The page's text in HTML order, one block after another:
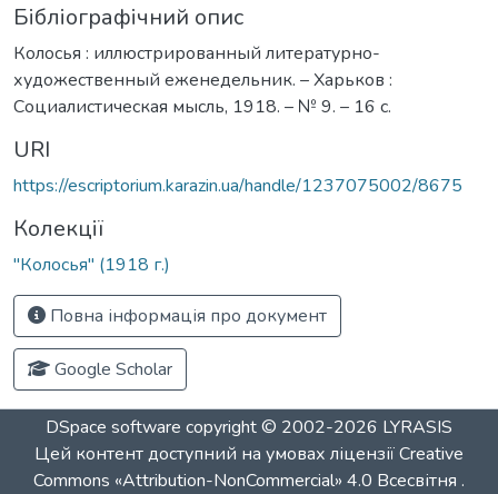
Бібліографічний опис
Колосья : иллюстрированный литературно-
художественный еженедельник. – Харьков :
Социалистическая мысль, 1918. – № 9. – 16 с.
URI
https://escriptorium.karazin.ua/handle/1237075002/8675
Колекції
"Колосья" (1918 г.)
Повна інформація про документ
Google Scholar
DSpace software copyright © 2002-2026 LYRASIS
Цей контент доступний на умовах ліцензіїCreative
Commons «Attribution-NonCommercial» 4.0 Всесвітня .